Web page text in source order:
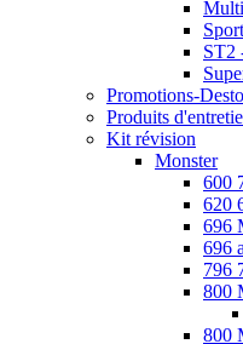
ST2
Promotions-
Produits
Kit révision
Monster
600
620
696
696
796
800
800